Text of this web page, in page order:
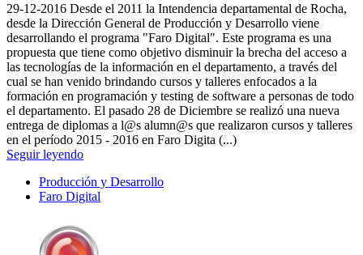
29-12-2016 Desde el 2011 la Intendencia departamental de Rocha,
desde la Dirección General de Producción y Desarrollo viene
desarrollando el programa "Faro Digital". Este programa es una
propuesta que tiene como objetivo disminuir la brecha del acceso a
las tecnologías de la información en el departamento, a través del
cual se han venido brindando cursos y talleres enfocados a la
formación en programación y testing de software a personas de todo
el departamento. El pasado 28 de Diciembre se realizó una nueva
entrega de diplomas a l@s alumn@s que realizaron cursos y talleres
en el período 2015 - 2016 en Faro Digita (...)
Seguir leyendo
Producción y Desarrollo
Faro Digital